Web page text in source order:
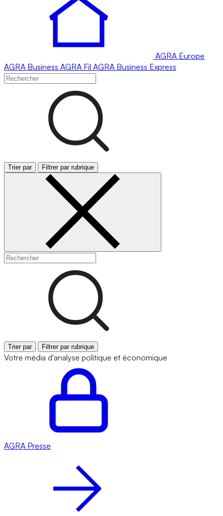
AGRA Europe
AGRA Business AGRA Fil AGRA Business Express
Trier par Filtrer par rubrique
Trier par Filtrer par rubrique
Votre média d'analyse politique et économique
AGRA Presse